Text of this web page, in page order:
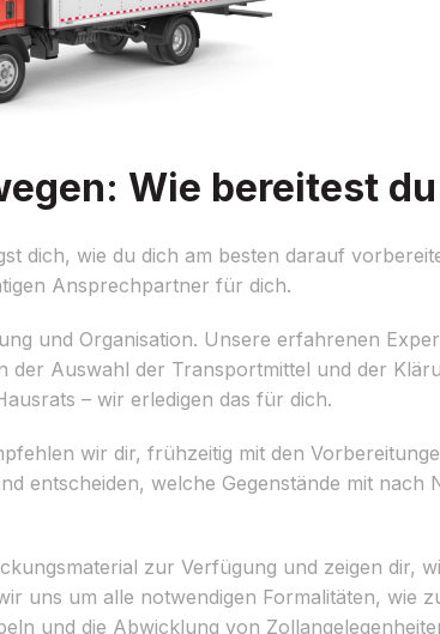
Wie bereitest
dich, wie du dich am besten darauf
Ansprechpartner für dich.
und Organisation. Unsere erfahrenen
der Auswahl der Transportmittel und der
– wir erledigen das für dich.
wir dir, frühzeitig mit den
entscheiden, welche Gegenstände mit nach
zur Verfügung und zeigen dir,
uns um alle notwendigen Formalitäten, wie
und die Abwicklung von